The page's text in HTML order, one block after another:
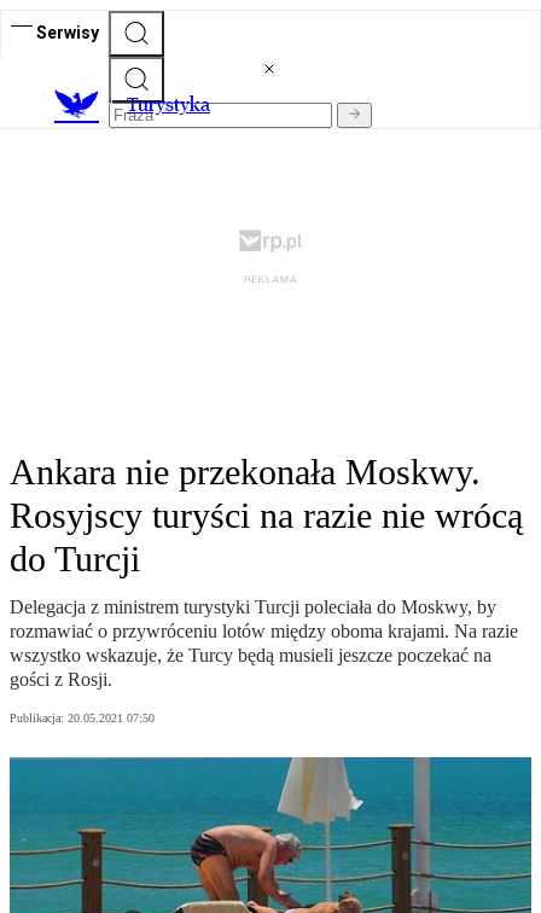
Serwisy
Turystyka
Ankara nie przekonała Moskwy.
Rosyjscy turyści na razie nie wrócą
do Turcji
Delegacja z ministrem turystyki Turcji poleciała do Moskwy, by
rozmawiać o przywróceniu lotów między oboma krajami. Na razie
wszystko wskazuje, że Turcy będą musieli jeszcze poczekać na
gości z Rosji.
Publikacja: 20.05.2021 07:50